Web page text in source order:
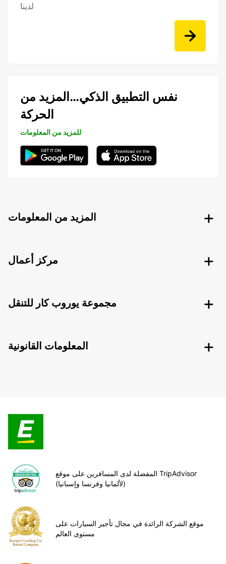
لدينا
نفس التطبيق الذكي…المزيد من
الحركة
للمزيد من المعلومات
المزيد من المعلومات
مركز أعمال
مجموعة يوروب كار للتنقل
المعلومات القانونية
المفضلة لدى المسافرين على موقع TripAdvisor
(لألمانيا وفرنسا وإسبانيا)
موقع الشركة الرائدة في مجال تأجير السيارات على
مستوى العالم